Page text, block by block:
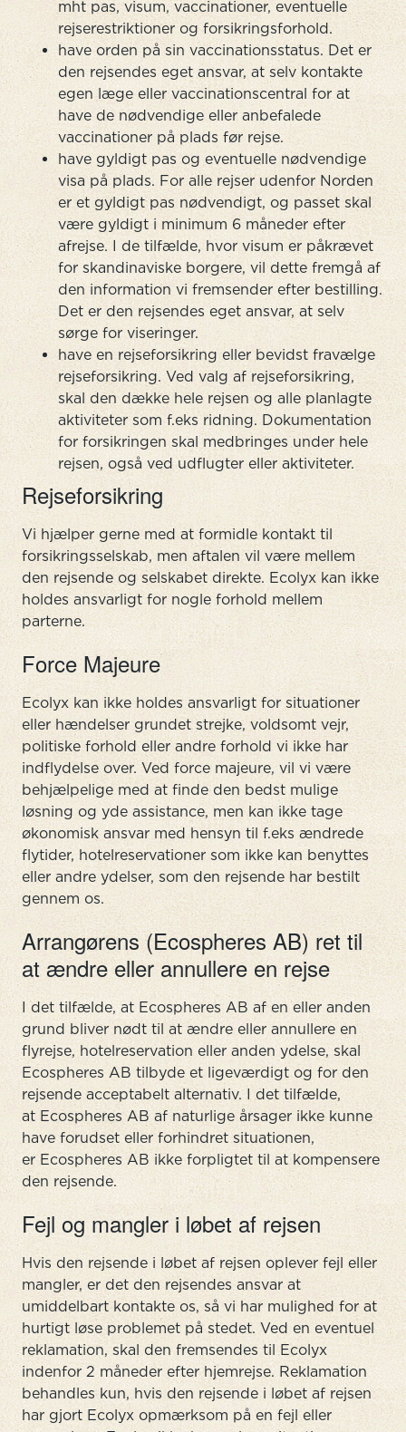
mht pas, visum, vaccinationer, eventuelle
rejserestriktioner og forsikringsforhold.
have orden på sin vaccinationsstatus. Det er
den rejsendes eget ansvar, at selv kontakte
egen læge eller vaccinationscentral for at
have de nødvendige eller anbefalede
vaccinationer på plads før rejse.
have gyldigt pas og eventuelle nødvendige
visa på plads. For alle rejser udenfor Norden
er et gyldigt pas nødvendigt, og passet skal
være gyldigt i minimum 6 måneder efter
afrejse. I de tilfælde, hvor visum er påkrævet
for skandinaviske borgere, vil dette fremgå af
den information vi fremsender efter bestilling.
Det er den rejsendes eget ansvar, at selv
sørge for viseringer.
have en rejseforsikring eller bevidst fravælge
rejseforsikring. Ved valg af rejseforsikring,
skal den dække hele rejsen og alle planlagte
aktiviteter som f.eks ridning. Dokumentation
for forsikringen skal medbringes under hele
rejsen, også ved udflugter eller aktiviteter.
Rejseforsikring
Vi hjælper gerne med at formidle kontakt til
forsikringsselskab, men aftalen vil være mellem
den rejsende og selskabet direkte. Ecolyx kan ikke
holdes ansvarligt for nogle forhold mellem
parterne.
Force Majeure
Ecolyx kan ikke holdes ansvarligt for situationer
eller hændelser grundet strejke, voldsomt vejr,
politiske forhold eller andre forhold vi ikke har
indflydelse over. Ved force majeure, vil vi være
behjælpelige med at finde den bedst mulige
løsning og yde assistance, men kan ikke tage
økonomisk ansvar med hensyn til f.eks ændrede
flytider, hotelreservationer som ikke kan benyttes
eller andre ydelser, som den rejsende har bestilt
gennem os.
Arrangørens (Ecospheres AB) ret til
at ændre eller annullere en rejse
I det tilfælde, at Ecospheres AB af en eller anden
grund bliver nødt til at ændre eller annullere en
flyrejse, hotelreservation eller anden ydelse, skal
Ecospheres AB tilbyde et ligeværdigt og for den
rejsende acceptabelt alternativ. I det tilfælde,
at Ecospheres AB af naturlige årsager ikke kunne
have forudset eller forhindret situationen,
er Ecospheres AB ikke forpligtet til at kompensere
den rejsende.
Fejl og mangler i løbet af rejsen
Hvis den rejsende i løbet af rejsen oplever fejl eller
mangler, er det den rejsendes ansvar at
umiddelbart kontakte os, så vi har mulighed for at
hurtigt løse problemet på stedet. Ved en eventuel
reklamation, skal den fremsendes til Ecolyx
indenfor 2 måneder efter hjemrejse. Reklamation
behandles kun, hvis den rejsende i løbet af rejsen
har gjort Ecolyx opmærksom på en fejl eller